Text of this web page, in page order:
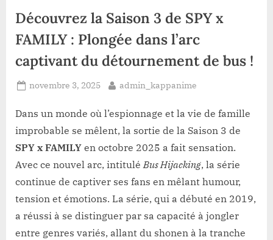
Découvrez la Saison 3 de SPY x
FAMILY : Plongée dans l’arc
captivant du détournement de bus !
Posted
novembre 3, 2025 By
admin_kappanime
Dans un monde où l’espionnage et la vie de famille
improbable se mêlent, la sortie de la Saison 3 de
SPY x FAMILY en octobre 2025 a fait sensation.
Avec ce nouvel arc, intituléBus Hijacking, la série
continue de captiver ses fans en mêlant humour,
tension et émotions. La série, qui a débuté en 2019,
a réussi à se distinguer par sa capacité à jongler
entre genres variés, allant du shonen à la tranche